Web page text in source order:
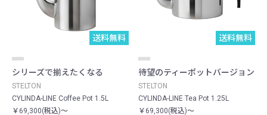
送料無料
シリーズで揃えたくなる
STELTON
CYLINDA-LINE Coffee Pot 1.5L
￥69,300(税込)～
送料無料
待望のティーポットバージョン
STELTON
CYLINDA-LINE Tea Pot 1.25L
￥69,300(税込)～